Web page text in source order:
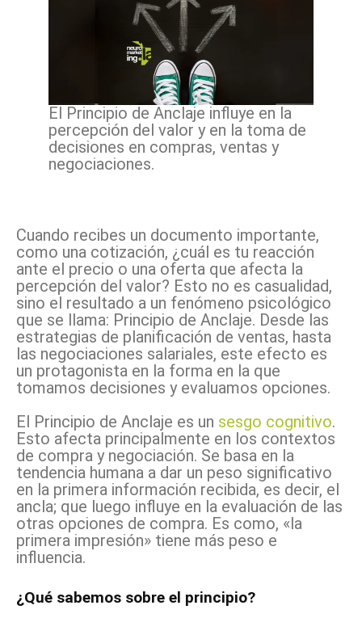
El Principio de Anclaje influye en la
percepción del valor y en la toma de
decisiones en compras, ventas y
negociaciones.
Cuando recibes un documento importante,
como una cotización, ¿cuál es tu reacción
ante el precio o una oferta que afecta la
percepción del valor? Esto no es casualidad,
sino el resultado a un fenómeno psicológico
que se llama: Principio de Anclaje. Desde las
estrategias de planificación de ventas, hasta
las negociaciones salariales, este efecto es
un protagonista en la forma en la que
tomamos decisiones y evaluamos opciones.
El Principio de Anclaje es un sesgo cognitivo.
Esto afecta principalmente en los contextos
de compra y negociación. Se basa en la
tendencia humana a dar un peso significativo
en la primera información recibida, es decir, el
ancla; que luego influye en la evaluación de las
otras opciones de compra. Es como, «la
primera impresión» tiene más peso e
influencia.
¿Qué sabemos sobre el principio?